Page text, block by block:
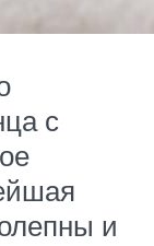
с
и